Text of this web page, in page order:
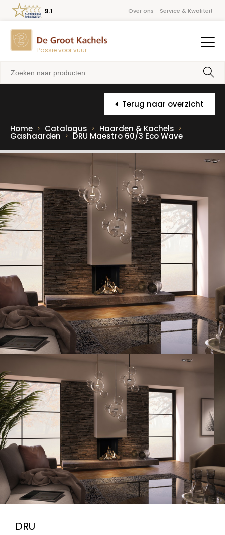
Over ons Service & Kwaliteit
Passie voor vuur
9.1
Terug naar overzicht
Home Catalogus Haarden & Kachels
Gashaarden DRU Maestro 60/3 Eco Wave
DRU